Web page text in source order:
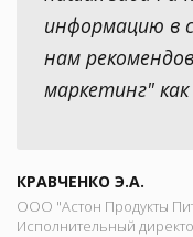
информацию в
нам
маркетинг"
КРАВЧЕНКО Э.А.
ООО "Астон Продукты
Исполнительный